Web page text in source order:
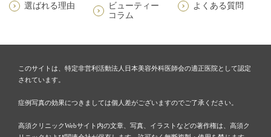
選ばれる理由
ビューティー
コラム
よくある質問
このサイトは、特定非営利活動法人日本美容外科医師会の適正医院として認定
されています。
症例写真の効果につきましては個人差がございますのでご了承ください。
高須クリニックWebサイト内の文章、写真、イラストなどの著作権は、高須ク